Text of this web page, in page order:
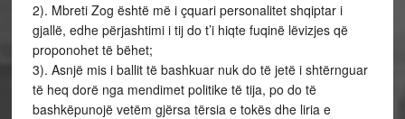
2). Mbreti Zog është më i çquari personalitet shqiptar i
gjallë, edhe përjashtimi i tij do t’i hiqte fuqinë lëvizjes që
proponohet të bëhet;
3). Asnjë mis i ballit të bashkuar nuk do të jetë i shtërnguar
të heq dorë nga mendimet politike të tija, po do të
bashkëpunojë vetëm gjërsa tërsia e tokës dhe liria e